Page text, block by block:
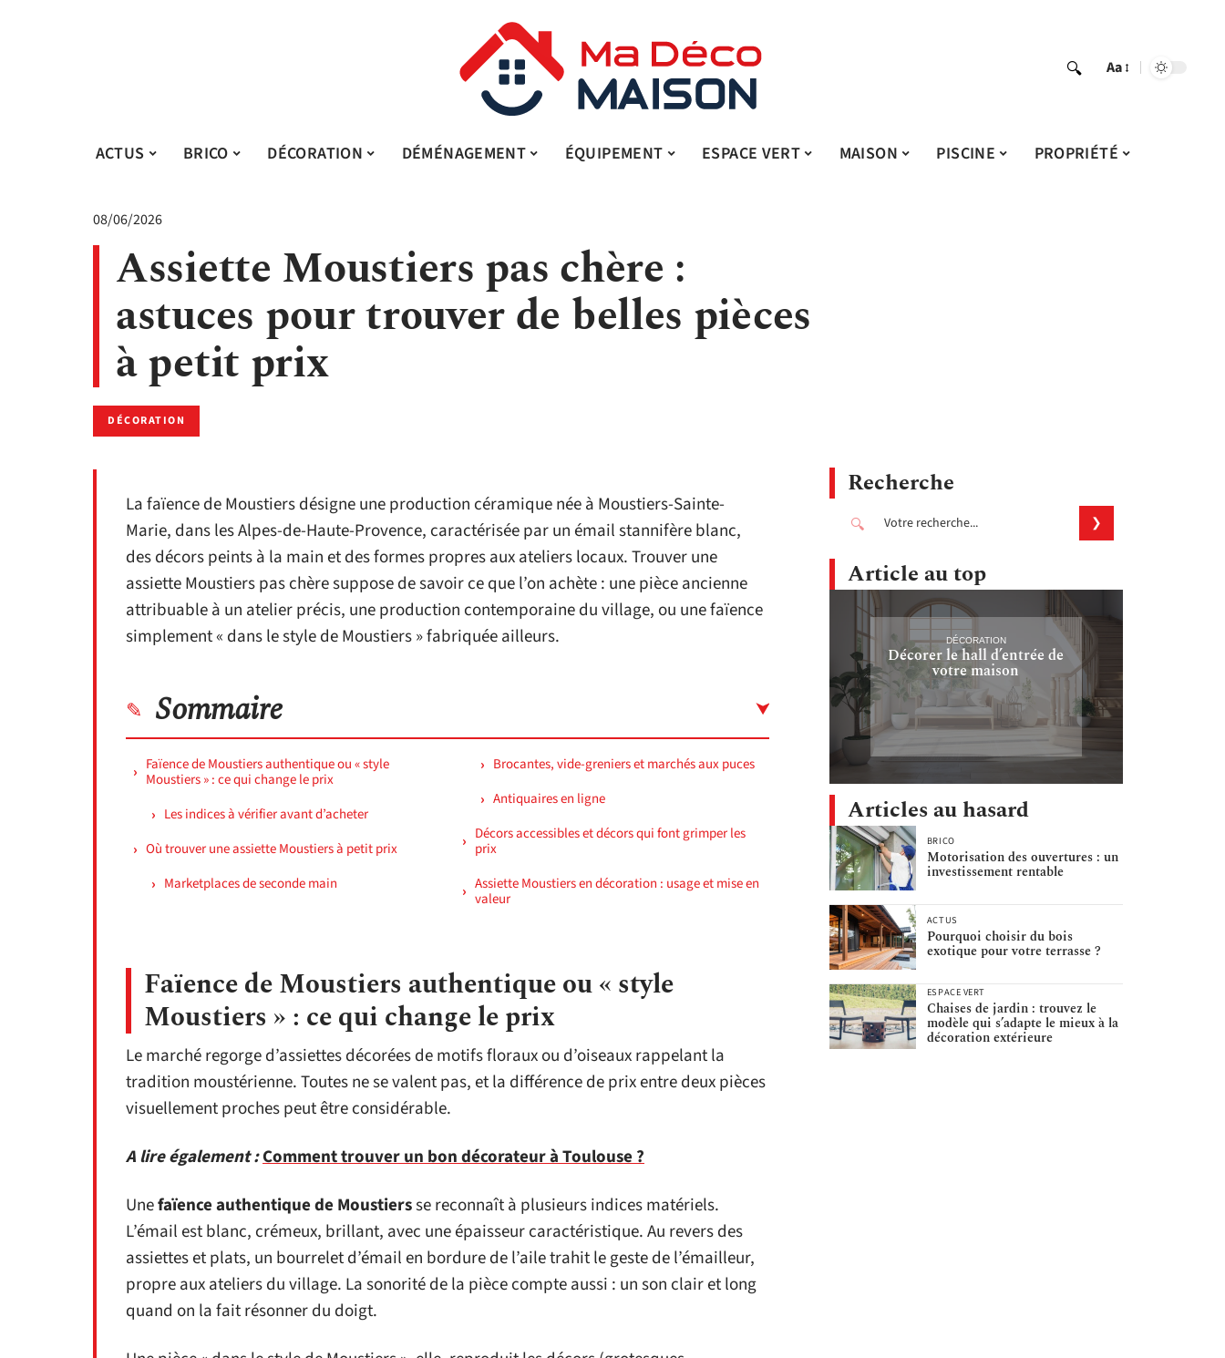
Aa
ACTUS BRICO DÉCORATION DÉMÉNAGEMENT ÉQUIPEMENT ESPACE VERT MAISON PISCINE PROPRIÉTÉ
08/06/2026
Assiette Moustiers pas chère :
astuces pour trouver de belles pièces
à petit prix
DÉCORATION
La faïence de Moustiers désigne une production céramique née à Moustiers-Sainte-
Marie, dans les Alpes-de-Haute-Provence, caractérisée par un émail stannifère blanc,
des décors peints à la main et des formes propres aux ateliers locaux. Trouver une
assiette Moustiers pas chère suppose de savoir ce que l’on achète : une pièce ancienne
attribuable à un atelier précis, une production contemporaine du village, ou une faïence
simplement « dans le style de Moustiers » fabriquée ailleurs.
Sommaire
Faïence de Moustiers authentique ou « style
Moustiers » : ce qui change le prix
Les indices à vérifier avant d’acheter
Où trouver une assiette Moustiers à petit prix
Marketplaces de seconde main
Brocantes, vide-greniers et marchés aux puces
Antiquaires en ligne
Décors accessibles et décors qui font grimper les
prix
Assiette Moustiers en décoration : usage et mise en
valeur
Faïence de Moustiers authentique ou « style
Moustiers » : ce qui change le prix
Le marché regorge d’assiettes décorées de motifs floraux ou d’oiseaux rappelant la
tradition moustérienne. Toutes ne se valent pas, et la différence de prix entre deux pièces
visuellement proches peut être considérable.
A lire également :Comment trouver un bon décorateur à Toulouse ?
Unefaïence authentique de Moustiersse reconnaît à plusieurs indices matériels.
L’émail est blanc, crémeux, brillant, avec une épaisseur caractéristique. Au revers des
assiettes et plats, un bourrelet d’émail en bordure de l’aile trahit le geste de l’émailleur,
propre aux ateliers du village. La sonorité de la pièce compte aussi : un son clair et long
quand on la fait résonner du doigt.
Recherche
Article au top
DÉCORATION
Décorer le hall d’entrée de
votre maison
Articles au hasard
BRICO
Motorisation des ouvertures : un
investissement rentable
ACTUS
Pourquoi choisir du bois
exotique pour votre terrasse ?
ESPACE VERT
Chaises de jardin : trouvez le
modèle qui s’adapte le mieux à la
décoration extérieure